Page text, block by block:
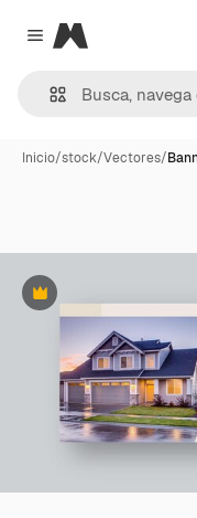
Close menu
Magnific
Inicio/stock/Vectores/
Premium